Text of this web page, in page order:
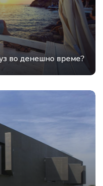
во денешно време?